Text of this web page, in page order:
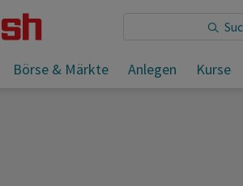
Börse & Märkte Anlegen Kurse